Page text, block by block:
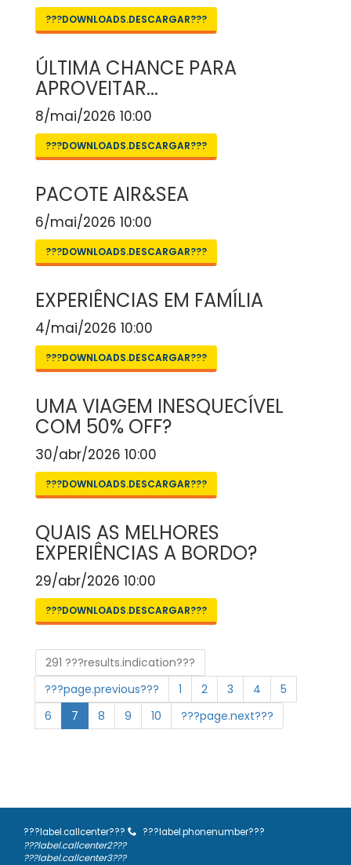
???DOWNLOADS.DESCARGAR???
ÚLTIMA CHANCE PARA
APROVEITAR...
8/mai/2026 10:00
???DOWNLOADS.DESCARGAR???
PACOTE AIR&SEA
6/mai/2026 10:00
???DOWNLOADS.DESCARGAR???
EXPERIÊNCIAS EM FAMÍLIA
4/mai/2026 10:00
???DOWNLOADS.DESCARGAR???
UMA VIAGEM INESQUECÍVEL
COM 50% OFF?
30/abr/2026 10:00
???DOWNLOADS.DESCARGAR???
QUAIS AS MELHORES
EXPERIÊNCIAS A BORDO?
29/abr/2026 10:00
???DOWNLOADS.DESCARGAR???
291 ???results.indication???
???page.previous???
1 2 3 4
5
6
7 8 9 10 ???page.next???
???label.callcenter???
???label.phonenumber???
???label.callcenter2???
???label.callcenter3???